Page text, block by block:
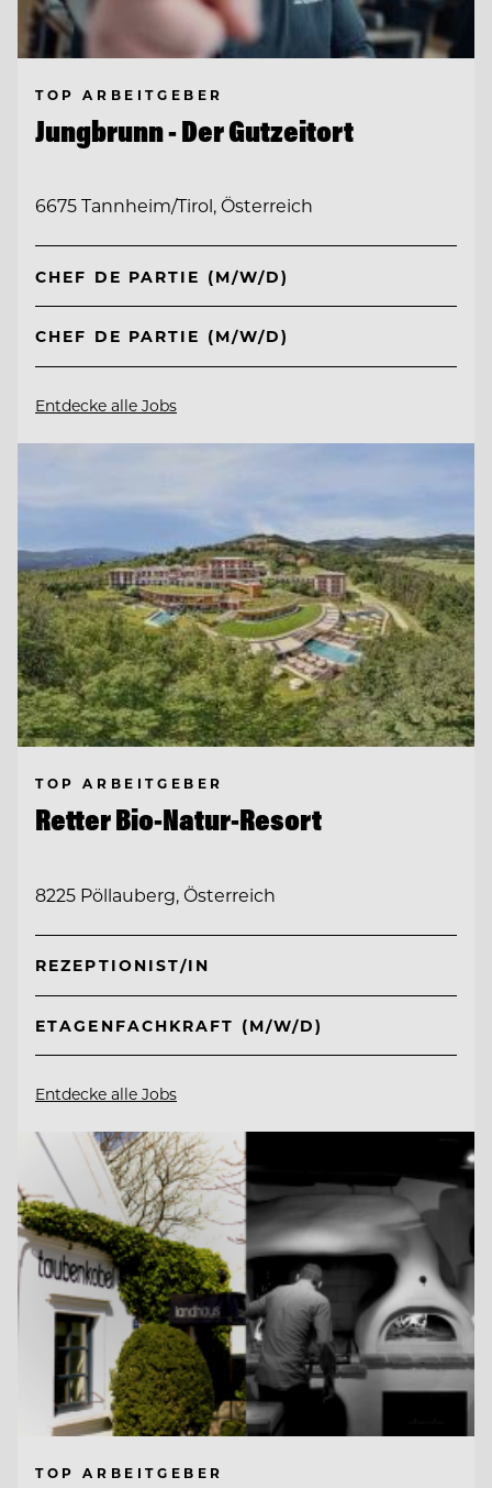
TOP ARBEITGEBER
Jungbrunn - Der Gutzeitort
6675 Tannheim/Tirol, Österreich
CHEF DE PARTIE (M/W/D)
CHEF DE PARTIE (M/W/D)
Entdecke alle Jobs
TOP ARBEITGEBER
Retter Bio-Natur-Resort
8225 Pöllauberg, Österreich
REZEPTIONIST/IN
ETAGENFACHKRAFT (M/W/D)
Entdecke alle Jobs
TOP ARBEITGEBER